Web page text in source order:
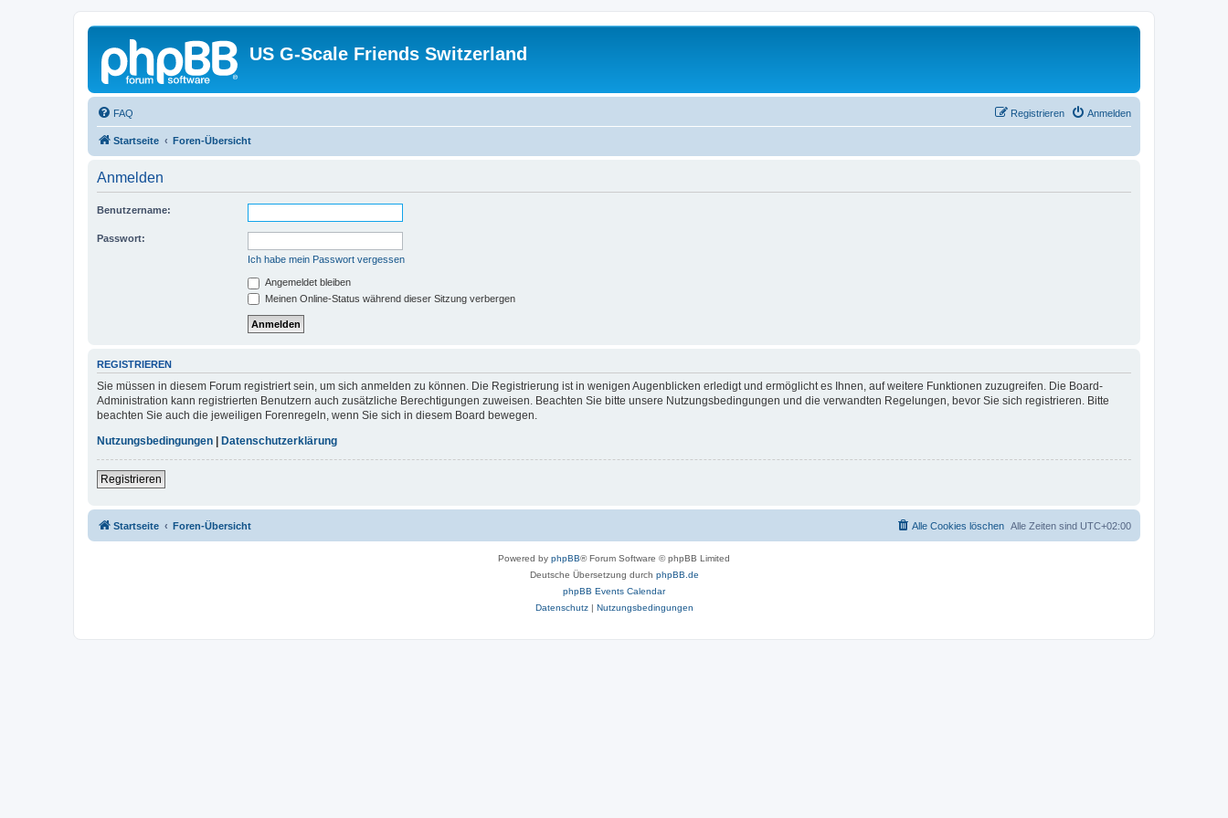
US G-Scale Friends Switzerland
FAQ Anmelden
Registrieren
Startseite Foren-Übersicht
Anmelden
Benutzername:
Passwort:
Ich habe mein Passwort vergessen
Angemeldet bleiben
Meinen Online-Status während dieser Sitzung verbergen
REGISTRIEREN
Sie müssen in diesem Forum registriert sein, um sich anmelden zu können. Die Registrierung ist in wenigen Augenblicken erledigt und ermöglicht es Ihnen, auf weitere Funktionen zuzugreifen. Die Board-
Administration kann registrierten Benutzern auch zusätzliche Berechtigungen zuweisen. Beachten Sie bitte unsere Nutzungsbedingungen und die verwandten Regelungen, bevor Sie sich registrieren. Bitte
beachten Sie auch die jeweiligen Forenregeln, wenn Sie sich in diesem Board bewegen.
Nutzungsbedingungen | Datenschutzerklärung
Registrieren
Startseite Foren-Übersicht Alle Zeiten sind UTC+02:00
Alle Cookies löschen
Powered by phpBB® Forum Software © phpBB Limited
Deutsche Übersetzung durch phpBB.de
phpBB Events Calendar
Datenschutz| Nutzungsbedingungen